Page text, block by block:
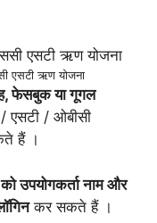
एसटी ऋण योजना
फेसबुक या गूगल
एसटी / ओबीसी
हैं ।
कोउपयोगकर्ता नाम और
कर सकते हैं ।